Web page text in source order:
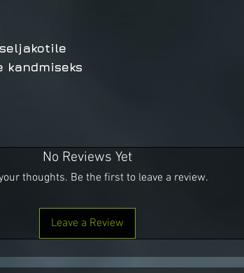
kandmiseks
No Reviews Yet
thoughts. Be the first to leave a review.
Leave a Review